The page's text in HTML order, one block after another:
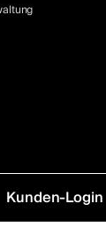
Kunden-Login